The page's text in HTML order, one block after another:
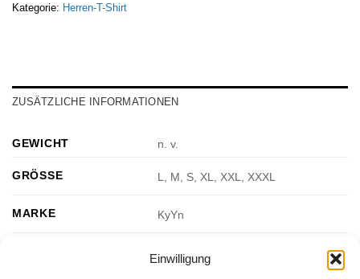
Einwilligung
Kategorie: Herren-T-Shirt
ZUSÄTZLICHE INFORMATIONEN
GEWICHT n. v.
GRÖSSE L, M, S, XL, XXL, XXXL
MARKE KyYn
Weiß, Grau, Schwarz